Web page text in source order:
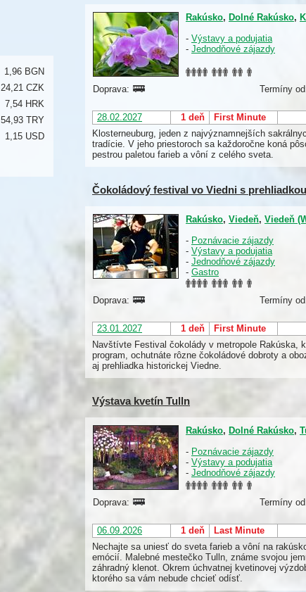
Rakúsko, Dolné Rakúsko,
- Výstavy a podujatia
- Jednodňové zájazdy
Doprava:
Termíny
28.02.2027 1 deň First Minute
Klosterneuburg, jeden z najvýznamnejších
tradície. V jeho priestoroch sa každoročne koná
pestrou paletou farieb a vôní z celého sveta.
Čokoládový festival vo Viedni s
Rakúsko, Viedeň, Viedeň
- Poznávacie zájazdy
- Výstavy a podujatia
- Jednodňové zájazdy
- Gastro
Doprava:
Termíny
23.01.2027 1 deň First Minute
Navštívte Festival čokolády v metropole Rakúska,
program, ochutnáte rôzne čokoládové dobroty a
aj prehliadka historickej Viedne.
Výstava kvetín Tulln
Rakúsko, Dolné Rakúsko,
- Poznávacie zájazdy
- Výstavy a podujatia
- Jednodňové zájazdy
Doprava:
Termíny
06.09.2026 1 deň Last Minute
Nechajte sa uniesť do sveta farieb a vôní na
emócií. Malebné mestečko Tulln, známe svojou
záhradný klenot. Okrem úchvatnej kvetinovej
ktorého sa vám nebude chcieť odísť.
1,96 BGN
24,21 CZK
7,54 HRK
54,93 TRY
1,15 USD